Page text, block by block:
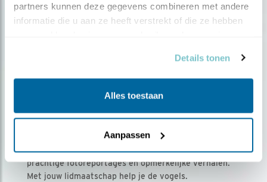
partners kunnen deze gegevens combineren met andere
informatie die u aan ze heeft verstrekt of die ze hebben
Details tonen
Alles toestaan
Aanpassen
Ontvang 5 x Vogels voor € 36,00 per jaar
Vogels is het tijdschrift voor onze leden, met
prachtige fotoreportages en opmerkelijke verhalen.
Met jouw lidmaatschap help je de vogels.